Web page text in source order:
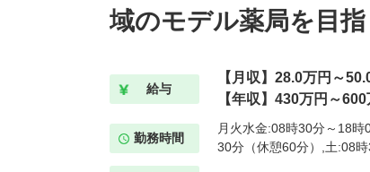
域のモデル薬局を目
給与
【月収】28.0万円～
【年収】430万円～600
勤務時間
月火水金:08時30分～18
30分（休憩60分）,土:08